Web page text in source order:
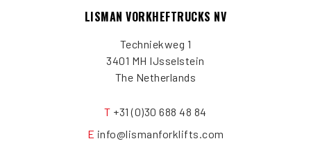
LISMAN VORKHEFTRUCKS NV
Techniekweg 1
3401 MH IJsselstein
The Netherlands
T +31 (0)30 688 48 84
E info@lismanforklifts.com